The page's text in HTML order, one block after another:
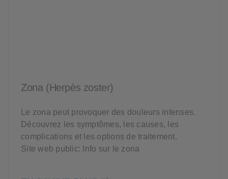
Zona (Herpès zoster)
Le zona peut provoquer des douleurs intenses.
Découvrez les symptômes, les causes, les
complications et les options de traitement.
Site web public: Info sur le zona